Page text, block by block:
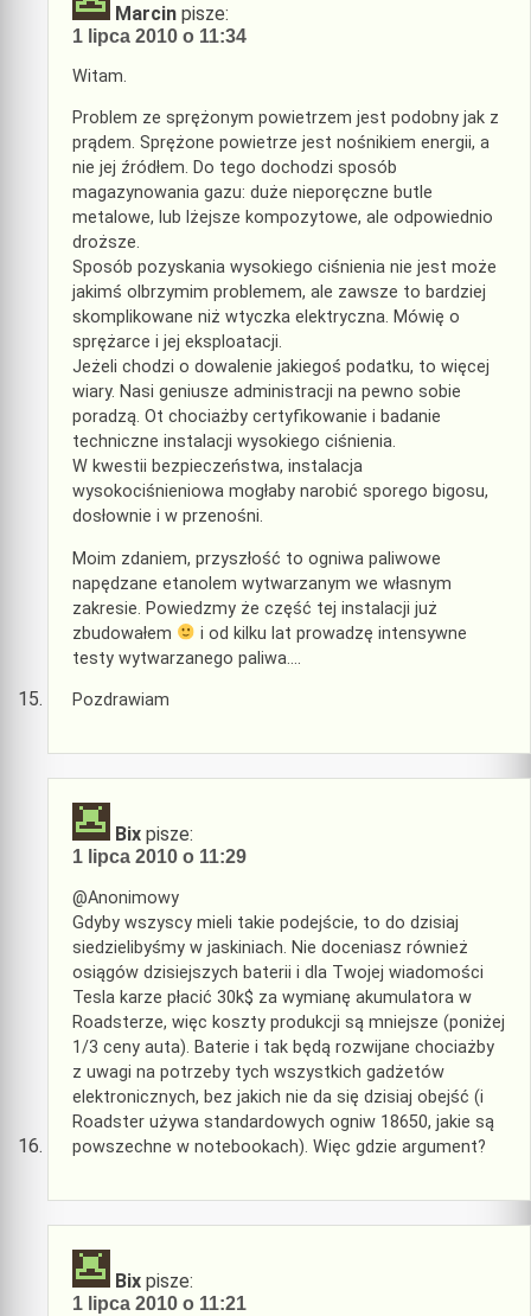
Marcin pisze:
1 lipca 2010 o 11:34
Witam.
Problem ze sprężonym powietrzem jest podobny jak z
prądem. Sprężone powietrze jest nośnikiem energii, a
nie jej źródłem. Do tego dochodzi sposób
magazynowania gazu: duże nieporęczne butle
metalowe, lub lżejsze kompozytowe, ale odpowiednio
droższe.
Sposób pozyskania wysokiego ciśnienia nie jest może
jakimś olbrzymim problemem, ale zawsze to bardziej
skomplikowane niż wtyczka elektryczna. Mówię o
sprężarce i jej eksploatacji.
Jeżeli chodzi o dowalenie jakiegoś podatku, to więcej
wiary. Nasi geniusze administracji na pewno sobie
poradzą. Ot chociażby certyfikowanie i badanie
techniczne instalacji wysokiego ciśnienia.
W kwestii bezpieczeństwa, instalacja
wysokociśnieniowa mogłaby narobić sporego bigosu,
dosłownie i w przenośni.
Moim zdaniem, przyszłość to ogniwa paliwowe
napędzane etanolem wytwarzanym we własnym
zakresie. Powiedzmy że część tej instalacji już
zbudowałem
i od kilku lat prowadzę intensywne
testy wytwarzanego paliwa….
Pozdrawiam
Bix pisze:
1 lipca 2010 o 11:29
@Anonimowy
Gdyby wszyscy mieli takie podejście, to do dzisiaj
siedzielibyśmy w jaskiniach. Nie doceniasz również
osiągów dzisiejszych baterii i dla Twojej wiadomości
Tesla karze płacić 30k$ za wymianę akumulatora w
Roadsterze, więc koszty produkcji są mniejsze (poniżej
1/3 ceny auta). Baterie i tak będą rozwijane chociażby
z uwagi na potrzeby tych wszystkich gadżetów
elektronicznych, bez jakich nie da się dzisiaj obejść (i
Roadster używa standardowych ogniw 18650, jakie są
powszechne w notebookach). Więc gdzie argument?
Bix pisze:
1 lipca 2010 o 11:21